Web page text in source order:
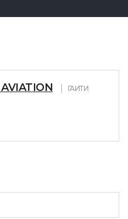
ГАИТИ